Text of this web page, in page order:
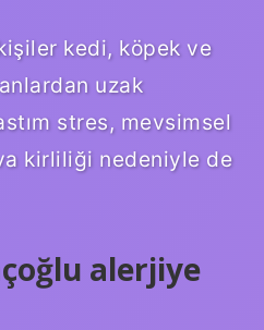
kedi, köpek ve
uzak
stres, mevsimsel
kirliliği nedeniyle de
alerjiye